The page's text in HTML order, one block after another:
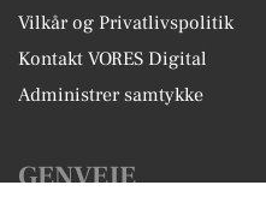
Vilkår og Privatlivspolitik
Kontakt VORES Digital
Administrer samtykke
GENVEJE